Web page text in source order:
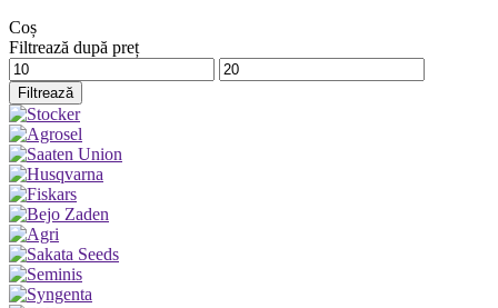
Coș
Filtrează după preț
Preț
minim
Preț
maxim
Filtrează